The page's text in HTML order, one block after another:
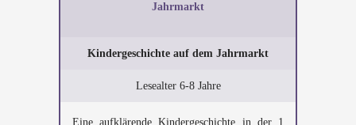
Jahrmarkt
Kindergeschichte auf dem Jahrmarkt
Lesealter 6-8 Jahre
Eine aufklärende Kindergeschichte in der 1